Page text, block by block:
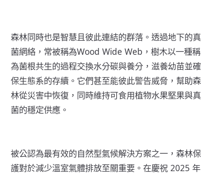
森林同時也是智慧且彼此連結的群落。透過地下的真
菌網絡，常被稱為Wood Wide Web ，樹木以一種稱
為菌根共生的過程交換水分碳與養分，滋養幼苗並確
保生態系的存續。它們甚至能彼此警告威脅，幫助森
林從災害中恢復，同時維持可食用植物水果堅果與真
菌的穩定供應。
被公認為最有效的自然型氣候解決方案之一，森林保
護對於減少溫室氣體排放至關重要。在慶祝 2025 年